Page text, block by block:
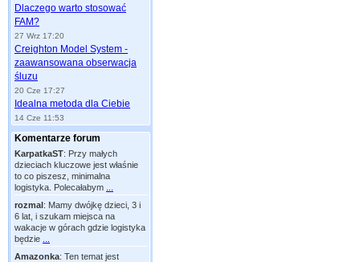
Dlaczego warto stosować
FAM?
27 Wrz 17:20
Creighton Model System -
zaawansowana obserwacja
śluzu
20 Cze 17:27
Idealna metoda dla Ciebie
14 Cze 11:53
Komentarze forum
KarpatkaST: Przy małych
dzieciach kluczowe jest właśnie
to co piszesz, minimalna
logistyka. Polecałabym
rozmal: Mamy dwójkę dzieci, 3 i
6 lat, i szukam miejsca na
wakacje w górach gdzie logistyka
będzie
Amazonka: Ten temat jest